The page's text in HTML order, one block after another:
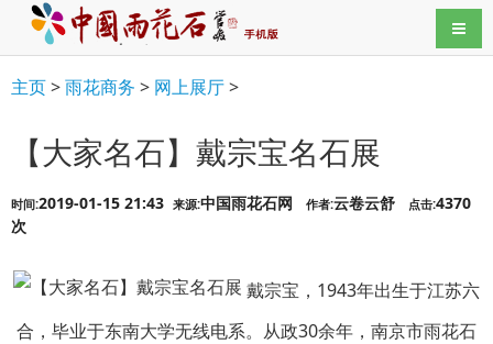
导航
主页>雨花商务 > 网上展厅>
【大家名石】戴宗宝名石展
时间:2019-01-15 21:43 来源:中国雨花石网 作者:云卷云舒 点击:4370
次
戴宗宝，1943年出生于江苏六
合，毕业于东南大学无线电系。从政30余年，南京市雨花石